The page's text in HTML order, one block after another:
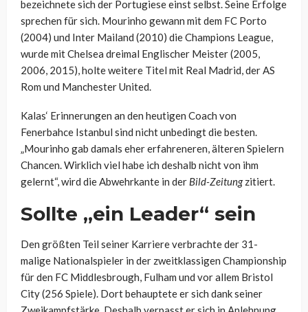
bezeichnete sich der Portugiese einst selbst. Seine Erfolge
sprechen für sich. Mourinho gewann mit dem FC Porto
(2004) und Inter Mailand (2010) die Champions League,
wurde mit Chelsea dreimal Englischer Meister (2005,
2006, 2015), holte weitere Titel mit Real Madrid, der AS
Rom und Manchester United.
Kalas‘ Erinnerungen an den heutigen Coach von
Fenerbahce Istanbul sind nicht unbedingt die besten.
„Mourinho gab damals eher erfahreneren, älteren Spielern
Chancen. Wirklich viel habe ich deshalb nicht von ihm
gelernt“, wird die Abwehrkante in der Bild-Zeitungzitiert.
Sollte „ein Leader“ sein
Den größten Teil seiner Karriere verbrachte der 31-
malige Nationalspieler in der zweitklassigen Championship
für den FC Middlesbrough, Fulham und vor allem Bristol
City (256 Spiele). Dort behauptete er sich dank seiner